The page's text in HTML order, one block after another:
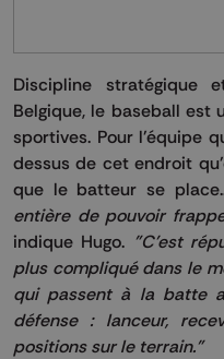
Discipline stratégique
Belgique, le baseball est
sportives. Pour l'équipe
dessus de cet endroit
que le batteur se
entière de pouvoir
indique Hugo. "C'est
plus compliqué dans le
qui passent à la batte
défense : lanceur,
positions sur le terrain."